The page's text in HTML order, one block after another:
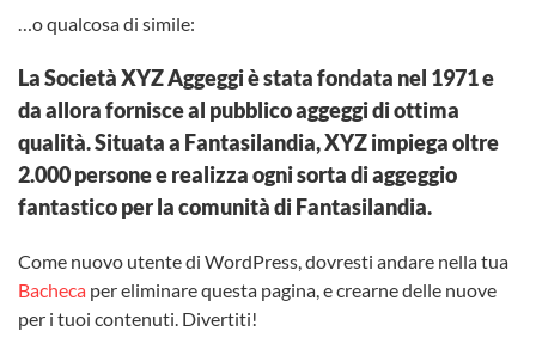
…o qualcosa di simile:
La Società XYZ Aggeggi è stata fondata nel 1971 e
da allora fornisce al pubblico aggeggi di ottima
qualità. Situata a Fantasilandia, XYZ impiega oltre
2.000 persone e realizza ogni sorta di aggeggio
fantastico per la comunità di Fantasilandia.
Come nuovo utente di WordPress, dovresti andare nella tua
Bacheca per eliminare questa pagina, e crearne delle nuove
per i tuoi contenuti. Divertiti!